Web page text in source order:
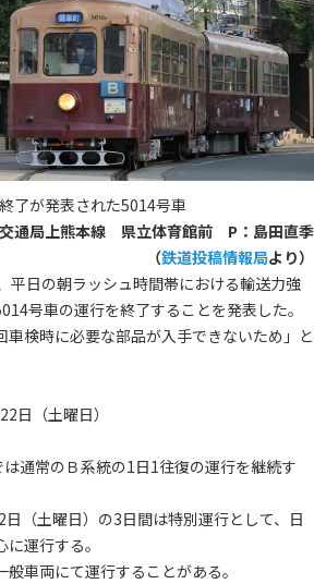
了が発表された5014号車
通局上熊本線 県立体育館前 P：島田直季
（鉄道投稿情報局より）
平日の朝ラッシュ時間帯における輸送力強
号車の運行を終了することを発表した。
車検時に必要な部品が入手できないため」と
日（土曜日）
通常のＢ系統の1日1往復の運行を継続す
（土曜日）の3日間は特別運行として、日
運行する。
車両にて運行することがある。